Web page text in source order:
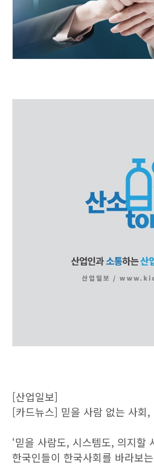
[산업일보]
[카드뉴스] 믿을 사람 없는 사회,
‘믿을 사람도, 시스템도, 의지할
한국인들이 한국사회를 바라보